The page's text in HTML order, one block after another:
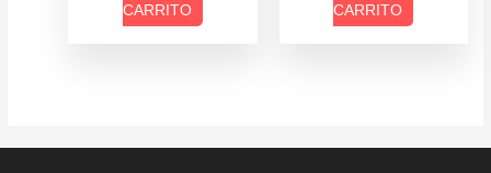
CARRITO
CARRITO